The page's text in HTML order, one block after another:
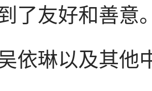
了友好和善意
依琳以及其他